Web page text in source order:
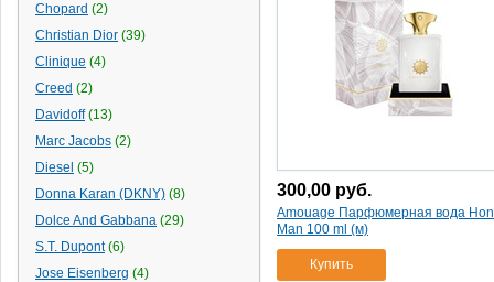
Delsey
Derwent (15)
DF (13)
Dicom
Diesel (7)
Dolce And Gabbana
Dolce&Gabbana
Donna Karan (22)
Donna Karan (DKNY)
Dr.Koffer (8)
Dr.WEB (2)
5" (28)
7 л (3)
3d (1)
бронзовая
красный
8л (1)
белая
5см (1)
шкатулка
футбол (1)
Chopard (2)
Christian Dior (39)
Clinique (4)
Creed (2)
Davidoff (13)
Marc Jacobs (2)
Diesel (5)
Donna Karan (DKNY) (8)
Dolce And Gabbana (29)
S.T. Dupont (6)
Jose Eisenberg (4)
300,00 руб.
Amouage Парфюмерная вода
Man 100 ml (м)
Купить